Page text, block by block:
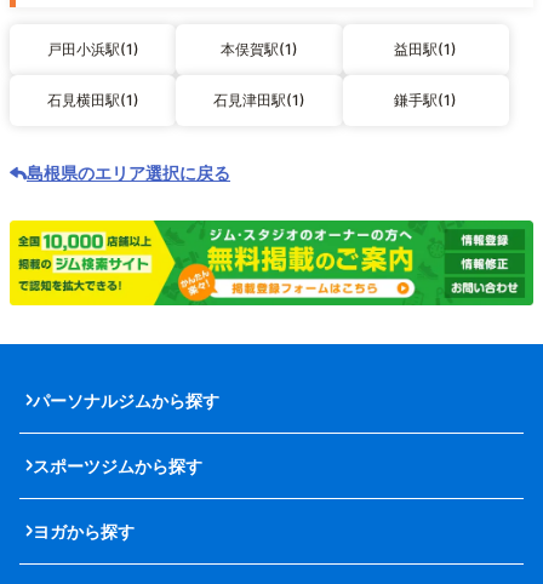
戸田小浜駅(1) 本俣賀駅(1) 益田駅(1)
石見横田駅(1) 石見津田駅(1) 鎌手駅(1)
島根県のエリア選択に戻る
パーソナルジムから探す
スポーツジムから探す
ヨガから探す